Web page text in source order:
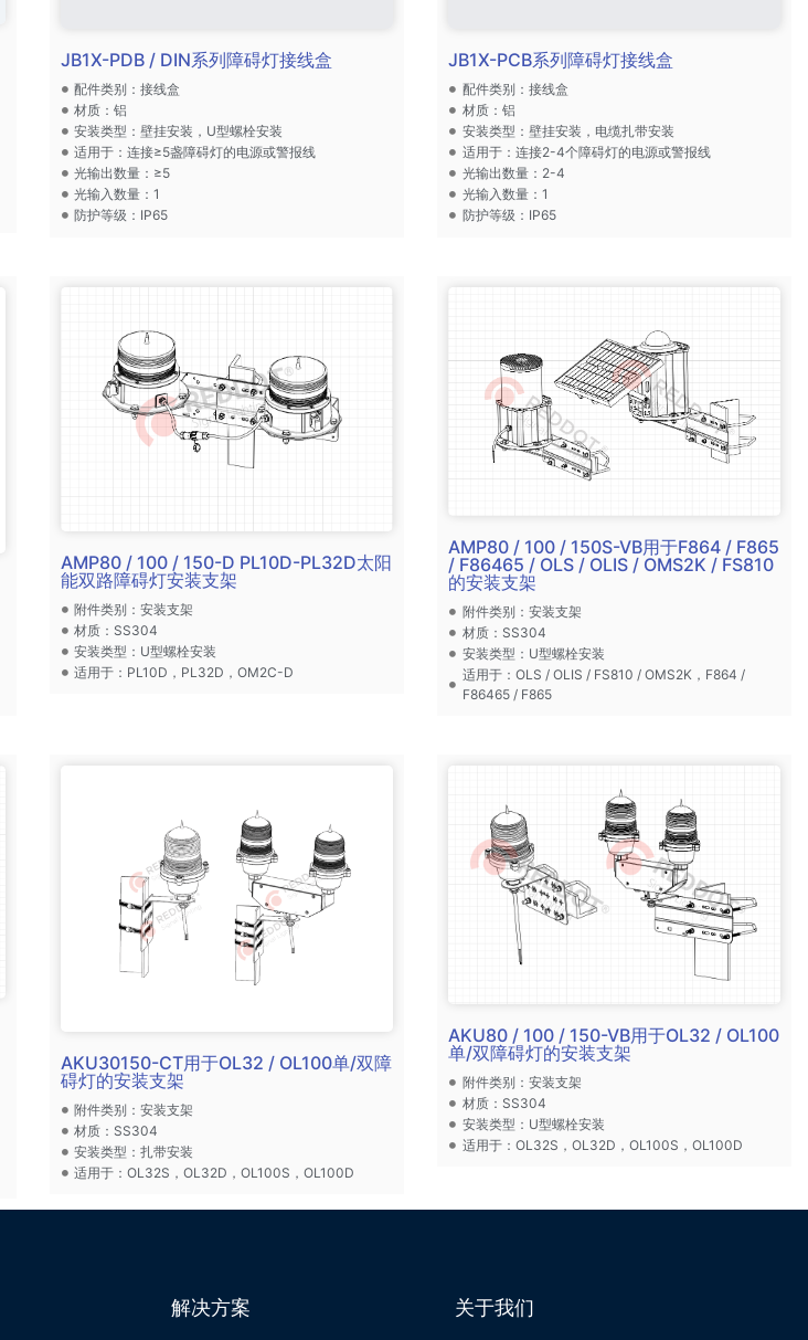
JB1X-PDB / DIN系列障碍灯接线盒
配件类别：接线盒
材质：铝
安装类型：壁挂安装，U型螺栓安装
适用于：连接≥5盏障碍灯的电源或警报线
光输出数量：≥5
光输入数量：1
防护等级：IP65
JB1X-PCB系列障碍灯接线盒
配件类别：接线盒
材质：铝
安装类型：壁挂安装，电缆扎带安装
适用于：连接2-4个障碍灯的电源或警报线
光输出数量：2-4
光输入数量：1
防护等级：IP65
AMP80 / 100 / 150-D PL10D-PL32D太阳
能双路障碍灯安装支架
附件类别：安装支架
材质：SS304
安装类型：U型螺栓安装
适用于：PL10D，PL32D，OM2C-D
AMP80 / 100 / 150S-VB用于F864 / F865
/ F86465 / OLS / OLIS / OMS2K / FS810
的安装支架
附件类别：安装支架
材质：SS304
安装类型：U型螺栓安装
适用于：OLS / OLIS / FS810 / OMS2K，F864 /
F86465 / F865
AKU30150-CT用于OL32 / OL100单/双障
碍灯的安装支架
附件类别：安装支架
材质：SS304
安装类型：扎带安装
适用于：OL32S，OL32D，OL100S，OL100D
AKU80 / 100 / 150-VB用于OL32 / OL100
单/双障碍灯的安装支架
附件类别：安装支架
材质：SS304
安装类型：U型螺栓安装
适用于：OL32S，OL32D，OL100S，OL100D
解决方案
关于我们